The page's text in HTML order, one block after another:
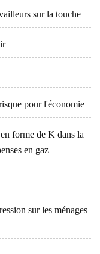
sur la touche
pour l'économie
forme de K dans la
en gaz
sur les ménages